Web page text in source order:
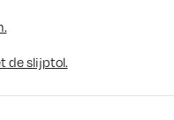
de slijptol.